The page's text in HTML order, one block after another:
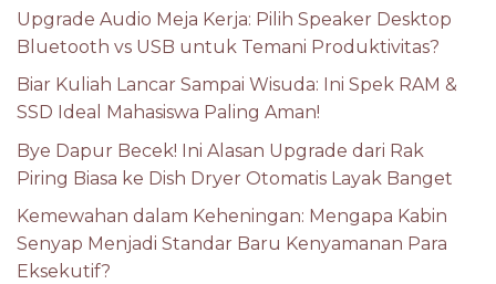
Upgrade Audio Meja Kerja: Pilih Speaker Desktop
Bluetooth vs USB untuk Temani Produktivitas?
Biar Kuliah Lancar Sampai Wisuda: Ini Spek RAM &
SSD Ideal Mahasiswa Paling Aman!
Bye Dapur Becek! Ini Alasan Upgrade dari Rak
Piring Biasa ke Dish Dryer Otomatis Layak Banget
Kemewahan dalam Keheningan: Mengapa Kabin
Senyap Menjadi Standar Baru Kenyamanan Para
Eksekutif?